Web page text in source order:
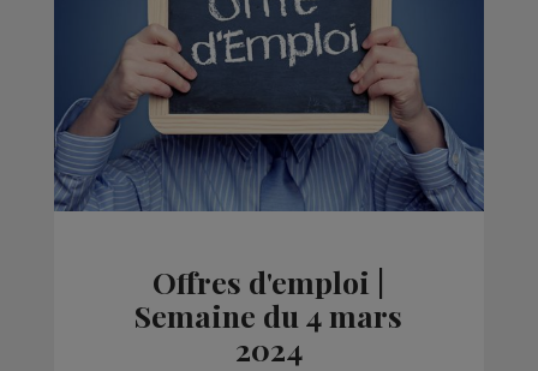
Offres d'emploi |
Semaine du 4 mars
2024